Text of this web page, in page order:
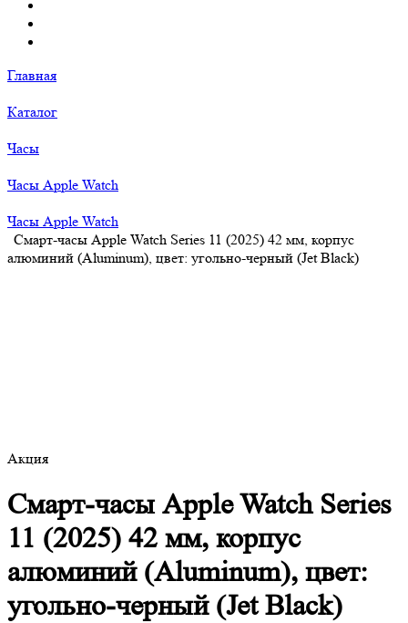
Главная
Каталог
Часы
Часы Apple Watch
Часы Apple Watch
Смарт-часы Apple Watch Series 11 (2025) 42 мм, корпус
алюминий (Aluminum), цвет: угольно-черный (Jet Black)
Акция
Смарт-часы Apple Watch Series
11 (2025) 42 мм, корпус
алюминий (Aluminum), цвет:
угольно-черный (Jet Black)